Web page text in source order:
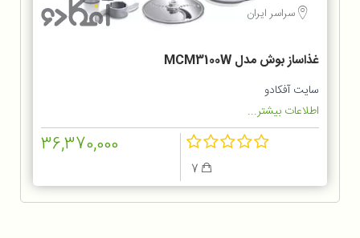
سراسر ایران
غذاساز بوش مدل MCM3100W
سایت آفکادو
اطلاعات بیشتر...
36,370,000